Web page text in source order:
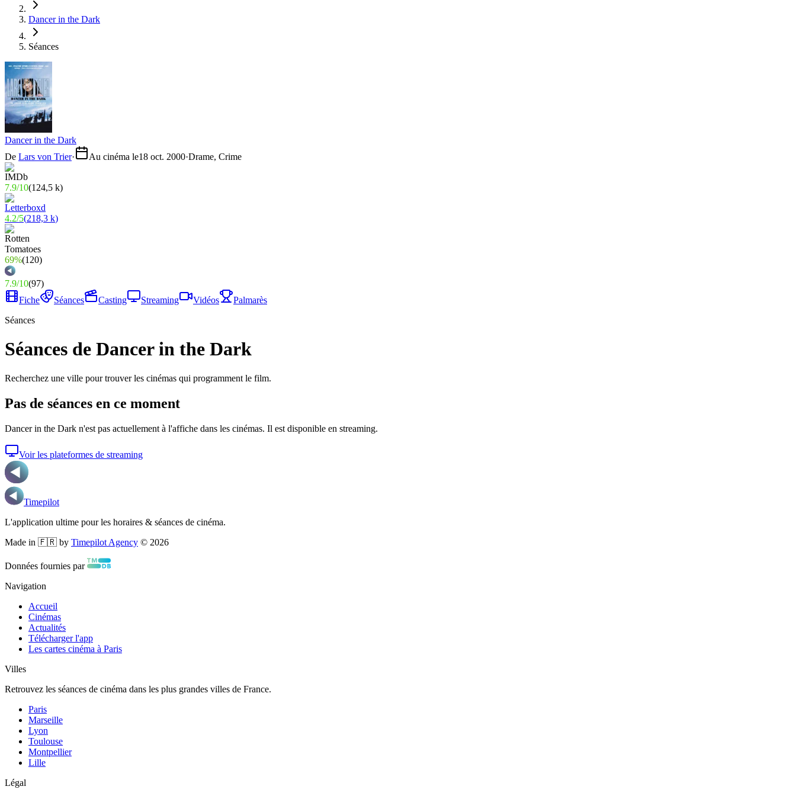
Dancer in the Dark
Séances
Dancer in the Dark
De Lars von Trier· Au cinéma le18 oct. 2000·Drame, Crime
7.9/10(124,5 k)
4.2/5(218,3 k)
69%(120)
7.9/10(97)
Fiche
Séances Casting Streaming Vidéos
Palmarès
Séances
Séances de Dancer in the Dark
Recherchez une ville pour trouver les cinémas qui programment le film.
Pas de séances en ce moment
Dancer in the Dark n'est pas actuellement à l'affiche dans les cinémas. Il est disponible en streaming.
Voir les plateformes de streaming
Timepilot
L'application ultime pour les horaires & séances de cinéma.
Made in 🇫🇷 by Timepilot Agency © 2026
Données fournies par
Navigation
Accueil
Cinémas
Actualités
Télécharger l'app
Les cartes cinéma à Paris
Villes
Retrouvez les séances de cinéma dans les plus grandes villes de France.
Paris
Marseille
Lyon
Toulouse
Montpellier
Lille
Légal